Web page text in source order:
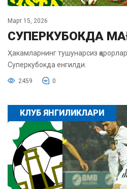
Март 15, 2026
СУПЕРКУБОКДА
Ҳакамларнинг тушунарсиз
Суперкубокда енгилди.
2459 0
КЛУБ ЯНГИЛИКЛАРИ